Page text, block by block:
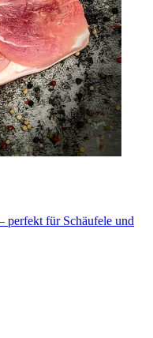
perfekt für Schäufele und